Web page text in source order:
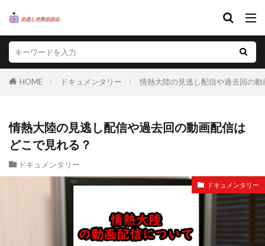
HOME ドキュメンタリー 情熱大陸の見逃し配信や過去回の
情熱大陸の見逃し配信や過去回の動画配信は
どこで見れる？
ドキュメンタリー
ドキュメンタリー